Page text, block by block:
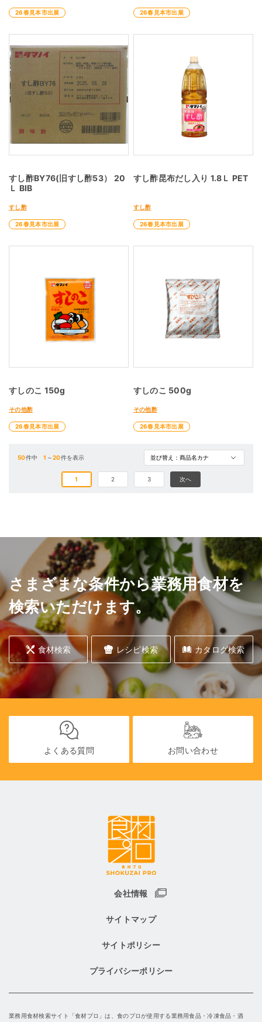
26春見本市出展 26春見本市出展
すし酢BY76(旧すし酢53） 20
Ｌ BIB
すし酢
26春見本市出展
すし酢昆布だし入り 1.8Ｌ PET
すし酢
26春見本市出展
すしのこ 150g
その他酢
26春見本市出展
すしのこ 500g
その他酢
26春見本市出展
50件中1 ～20件を表示
1 2 3 次へ
さまざまな条件から業務用食材を
検索いただけます。
食材検索 レシピ検索 カタログ検索
よくある質問 お問い合わせ
会社情報
サイトマップ
サイトポリシー
プライバシーポリシー
業務用食材検索サイト「食材プロ」は、食のプロが使用する業務用食品・冷凍食品・酒